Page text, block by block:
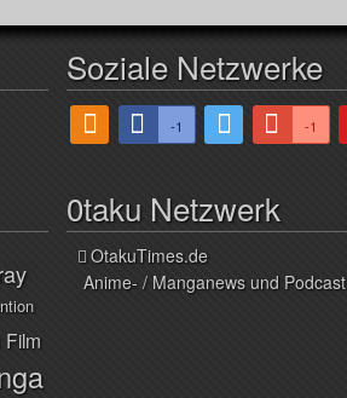
Soziale Netzwerke
-1 -1
Film
0taku Netzwerk
OtakuTimes.de
Anime- / Manganews und Podcast